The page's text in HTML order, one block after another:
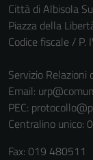
Città di Albisola
Piazza della
Codice fiscale /
Servizio Relazioni
Email:
PEC:
Centralino unico:
Fax: 019 480511